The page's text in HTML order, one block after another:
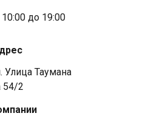
до 19:00
​​Улица Таумана
54/2